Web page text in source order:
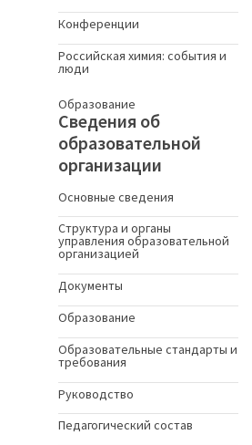
Конференции
Российская химия: события и
люди
Образование
Сведения об
образовательной
организации
Основные сведения
Структура и органы
управления образовательной
организацией
Документы
Образование
Образовательные стандарты и
требования
Руководство
Педагогический состав